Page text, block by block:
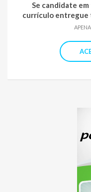
Se candidate em
currículo entregue